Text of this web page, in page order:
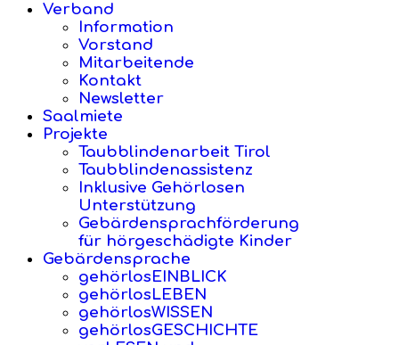
Verband
Information
Vorstand
Mitarbeitende
Kontakt
Newsletter
Saalmiete
Projekte
Taubblindenarbeit Tirol
Taubblindenassistenz
Inklusive Gehörlosen
Unterstützung
Gebärdensprachförderung
für hörgeschädigte Kinder
Gebärdensprache
gehörlosEINBLICK
gehörlosLEBEN
gehörlosWISSEN
gehörlosGESCHICHTE